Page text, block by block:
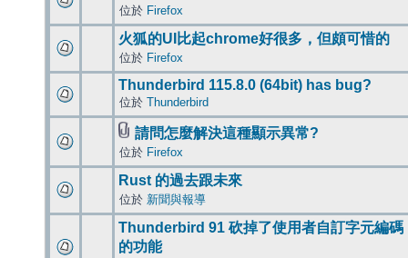
位於 Firefox
火狐的UI比起chrome好很多，但頗可惜的
位於 Firefox
Thunderbird 115.8.0 (64bit) has bug?
位於 Thunderbird
請問怎麼解決這種顯示異常?
位於 Firefox
Rust 的過去跟未來
位於 新聞與報導
Thunderbird 91 砍掉了使用者自訂字元編碼
的功能